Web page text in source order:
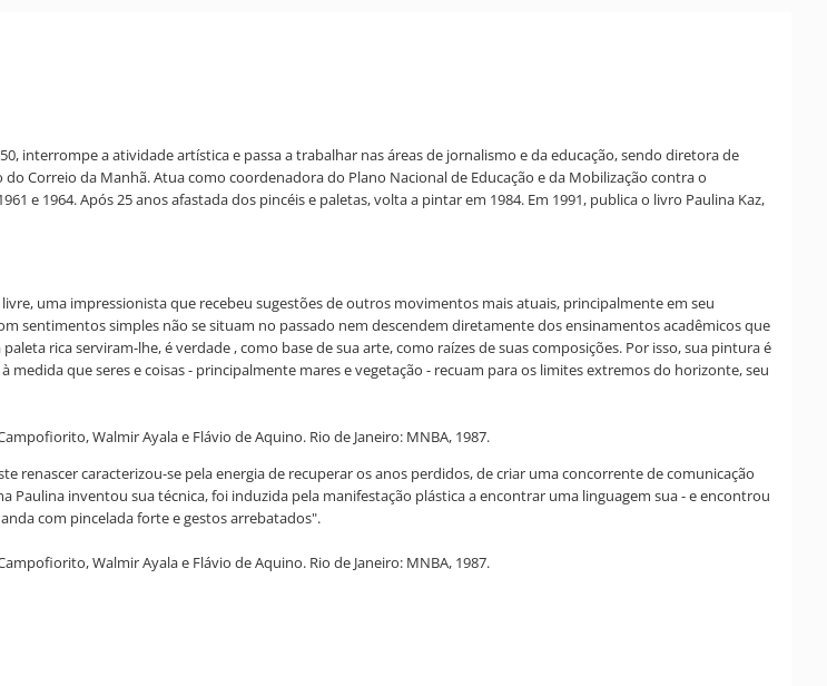
interrompe a atividade artística e passa a trabalhar nas áreas de jornalismo e da educação, sendo diretora de
Correio da Manhã. Atua como coordenadora do Plano Nacional de Educação e da Mobilização contra o
e 1964. Após 25 anos afastada dos pincéis e paletas, volta a pintar em 1984. Em 1991, publica o livro Paulina Kaz,
uma impressionista que recebeu sugestões de outros movimentos mais atuais, principalmente em seu
sentimentos simples não se situam no passado nem descendem diretamente dos ensinamentos acadêmicos que
rica serviram-lhe, é verdade , como base de sua arte, como raízes de suas composições. Por isso, sua pintura é
que seres e coisas - principalmente mares e vegetação - recuam para os limites extremos do horizonte, seu
Walmir Ayala e Flávio de Aquino. Rio de Janeiro: MNBA, 1987.
renascer caracterizou-se pela energia de recuperar os anos perdidos, de criar uma concorrente de comunicação
Paulina inventou sua técnica, foi induzida pela manifestação plástica a encontrar uma linguagem sua - e encontrou
com pincelada forte e gestos arrebatados".
Walmir Ayala e Flávio de Aquino. Rio de Janeiro: MNBA, 1987.